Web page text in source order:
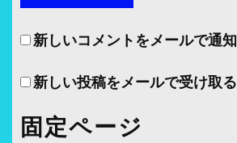
新しいコメントをメールで通知
新しい投稿をメールで受け取る
固定ページ